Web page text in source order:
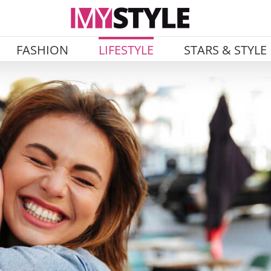
FASHION LIFESTYLE STARS & STYLE